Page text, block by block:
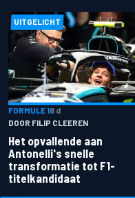
UITGELICHT
FORMULE 18 d
DOOR FILIP CLEEREN
Het opvallende aan
Antonelli's snelle
transformatie tot F1-
titelkandidaat